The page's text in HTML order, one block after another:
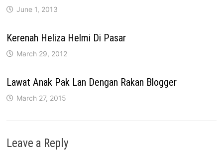
June 1, 2013
Kerenah Heliza Helmi Di Pasar
March 29, 2012
Lawat Anak Pak Lan Dengan Rakan Blogger
March 27, 2015
Leave a Reply